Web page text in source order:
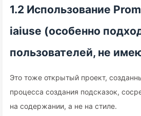
1.2 Использование
iaiuse (особенно
пользователей, не
Это тоже открытый проект,
процесса создания подсказок,
на содержании, а не на стиле.